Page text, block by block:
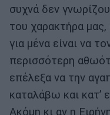
συχνά δεν
του χαρακτήρα
για μένα είναι να
περισσότερη
επέλεξα να την
καταλάβω και κατ’
Ακόμη κι αν η